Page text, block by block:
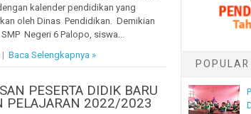
kalender pendidikan yang
oleh Dinas Pendidikan. Demikian
Negeri 6 Palopo, siswa...
Baca Selengkapnya »
PESERTA DIDIK BARU
PELAJARAN 2022/2023